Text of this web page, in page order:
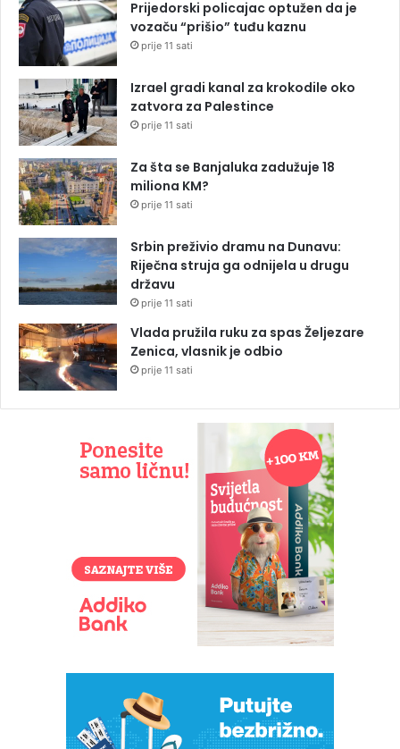
Prijedorski policajac optužen da je
vozaču “prišio” tuđu kaznu
prije 11 sati
Izrael gradi kanal za krokodile oko
zatvora za Palestince
prije 11 sati
Za šta se Banjaluka zadužuje 18
miliona KM?
prije 11 sati
Srbin preživio dramu na Dunavu:
Riječna struja ga odnijela u drugu
državu
prije 11 sati
Vlada pružila ruku za spas Željezare
Zenica, vlasnik je odbio
prije 11 sati